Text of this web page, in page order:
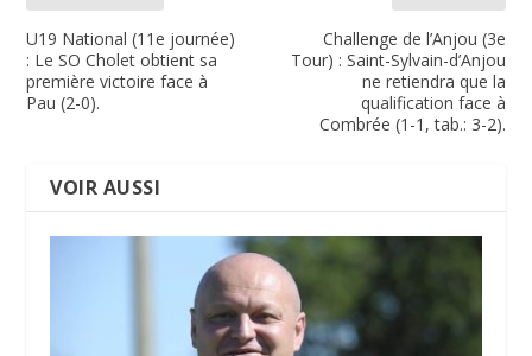
U19 National (11e journée)
: Le SO Cholet obtient sa
première victoire face à
Pau (2-0).
Challenge de l’Anjou (3e
Tour) : Saint-Sylvain-d’Anjou
ne retiendra que la
qualification face à
Combrée (1-1, tab.: 3-2).
VOIR AUSSI